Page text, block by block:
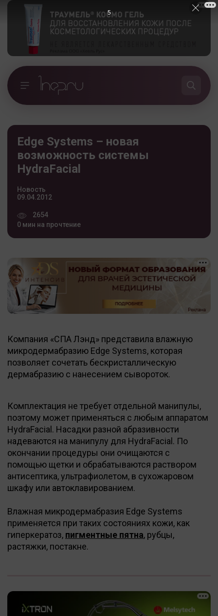
Edge Systems – новая
возможность системы
HydraFacial
Новость
09.04.2012
2654
0 мин на прочтение
Компания «СПА Лэнд» представила влажную
микродермабразию Edge Systems, которая
позволяет сочетать бескристаллическую
дермабразию с нанесением сывороток.
Комплектация не требует отдельной манипулы,
поэтому может применяться с любым аппаратом
HydraFacial. Насадки разной абразивности
надеваются на манипулу для HydraFacial. По
окончании процедуры они очищаются с
помощью щетки и обрабатываются раствором
антисептика, ультрафиолетом, в сухожаровом
шкафу или автоклавированием.
Влажная микродермабразия Edge Systems
применяется при таких состояниях кожи, как
гиперкератоз, пигментные пятна, рубцы,
растяжки, постакне.
5